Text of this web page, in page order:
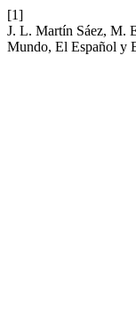
[1]
J. L. Martín Sáez, M.
Mundo, El Español y